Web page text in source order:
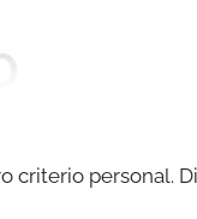
criterio personal.